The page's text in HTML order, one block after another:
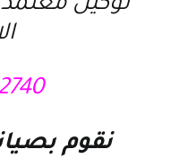
توكيل معتمد
نقوم ب